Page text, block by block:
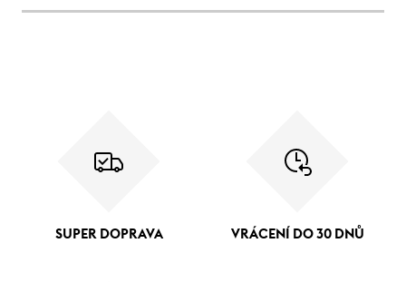
SUPER DOPRAVA VRÁCENÍ DO 30 DNŮ